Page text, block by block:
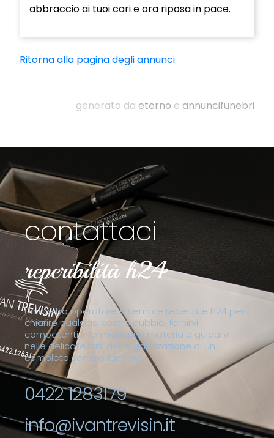
abbraccio ai tuoi cari e ora riposa in pace.
Ritorna alla pagina degli annunci
generato da eterno e annuncifunebri
contattaci
reperibilità h24
Un nostro operatore è sempre reperibile h24 per
chiarire qualsiasi vostro dubbio, fornirvi
competenti informazioni in materia e guidarvi
nelle delicate fasi dell’organizzazione di un
completo servizio funebre.
0422 1283179
info@ivantrevisin.it